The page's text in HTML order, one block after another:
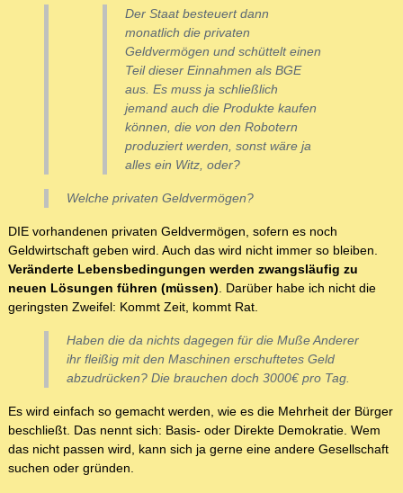
Der Staat besteuert dann
monatlich die privaten
Geldvermögen und schüttelt einen
Teil dieser Einnahmen als BGE
aus. Es muss ja schließlich
jemand auch die Produkte kaufen
können, die von den Robotern
produziert werden, sonst wäre ja
alles ein Witz, oder?
Welche privaten Geldvermögen?
DIE vorhandenen privaten Geldvermögen, sofern es noch
Geldwirtschaft geben wird. Auch das wird nicht immer so bleiben.
Veränderte Lebensbedingungen werden zwangsläufig zu
neuen Lösungen führen (müssen). Darüber habe ich nicht die
geringsten Zweifel: Kommt Zeit, kommt Rat.
Haben die da nichts dagegen für die Muße Anderer
ihr fleißig mit den Maschinen erschuftetes Geld
abzudrücken? Die brauchen doch 3000€ pro Tag.
Es wird einfach so gemacht werden, wie es die Mehrheit der Bürger
beschließt. Das nennt sich: Basis- oder Direkte Demokratie. Wem
das nicht passen wird, kann sich ja gerne eine andere Gesellschaft
suchen oder gründen.